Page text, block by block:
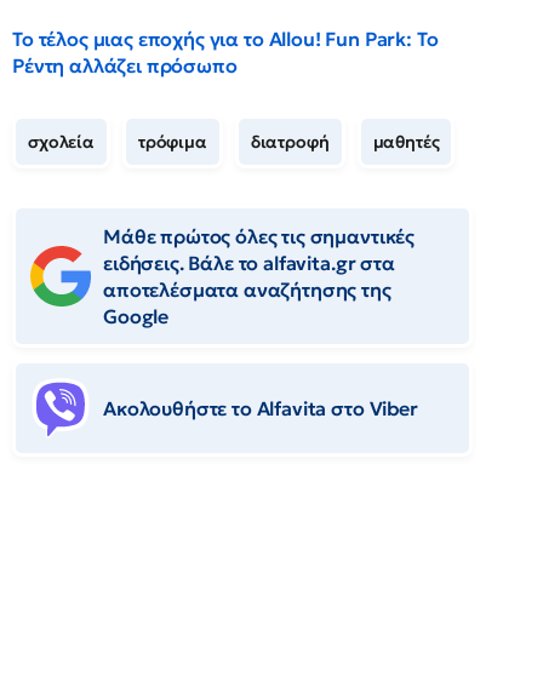
Το τέλος μιας εποχής για το Allou! Fun Park: Το
Ρέντη αλλάζει πρόσωπο
σχολεία τρόφιμα διατροφή μαθητές
Μάθε πρώτος όλες τις σημαντικές
ειδήσεις. Βάλε το alfavita.gr στα
αποτελέσματα αναζήτησης της
Google
Ακολουθήστε το Αlfavita στο Viber